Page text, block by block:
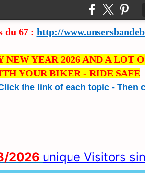
du 67 : http://
NEW YEAR 2026 AND A LOT
YOUR BIKER - RIDE SAFE
the link of each topic - Then
2026 unique Visitors